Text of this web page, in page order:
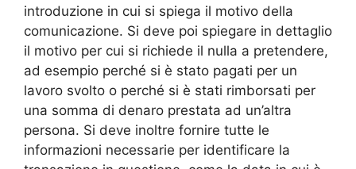
introduzione in cui si spiega il motivo della
comunicazione. Si deve poi spiegare in dettaglio
il motivo per cui si richiede il nulla a pretendere,
ad esempio perché si è stato pagati per un
lavoro svolto o perché si è stati rimborsati per
una somma di denaro prestata ad un’altra
persona. Si deve inoltre fornire tutte le
informazioni necessarie per identificare la